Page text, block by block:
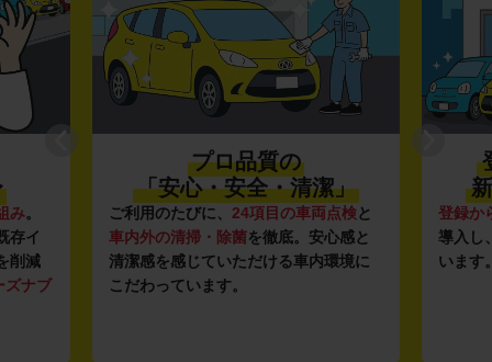
み。
存イ
削減
ズナブ
プロ品質の
「安心・安全・清潔」
ご利用のたびに、 24項目の車両点検と
車内外の清掃・除菌を徹底。安心感と
清潔感を感じていただける車内環境に
こだわっています。
登録か
導入し
います